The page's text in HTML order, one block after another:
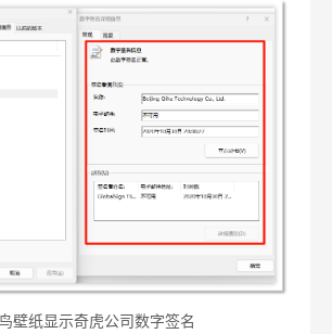
壁纸显示奇虎公司数字签名